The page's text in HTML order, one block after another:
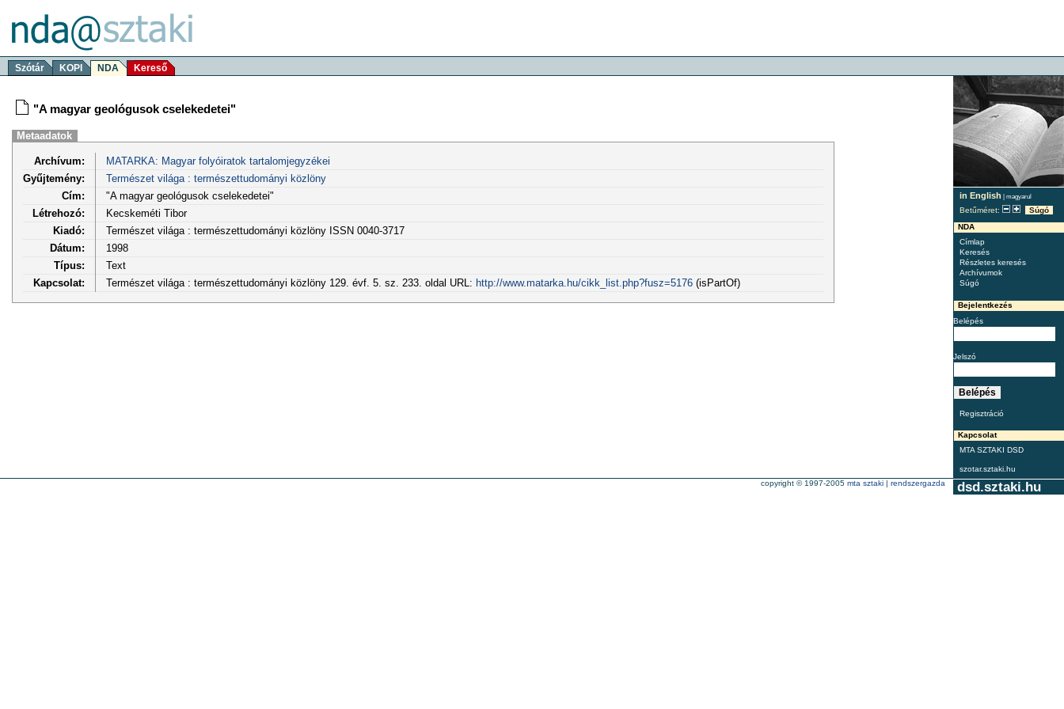
Szótár KOPI NDA Kereső
in English | magyarul
Betűméret:
Súgó
NDA
Címlap
Keresés
Részletes keresés
Archívumok
Súgó
Bejelentkezés
Belépés
Jelszó
Regisztráció
Kapcsolat
MTA SZTAKI DSD
szotar.sztaki.hu
"A magyar geológusok cselekedetei"
Metaadatok
Archívum:
MATARKA: Magyar folyóiratok tartalomjegyzékei
Gyűjtemény:
Természet világa : természettudományi közlöny
Cím:
"A magyar geológusok cselekedetei"
Létrehozó:
Kecskeméti Tibor
Kiadó:
Természet világa : természettudományi közlöny ISSN 0040-3717
Dátum:
1998
Típus:
Text
Kapcsolat:
Természet világa : természettudományi közlöny 129. évf. 5. sz. 233. oldal URL: http://www.matarka.hu/cikk_list.php?fusz=5176(isPartOf)
dsd.sztaki.hu
copyright © 1997-2005 mta sztaki | rendszergazda